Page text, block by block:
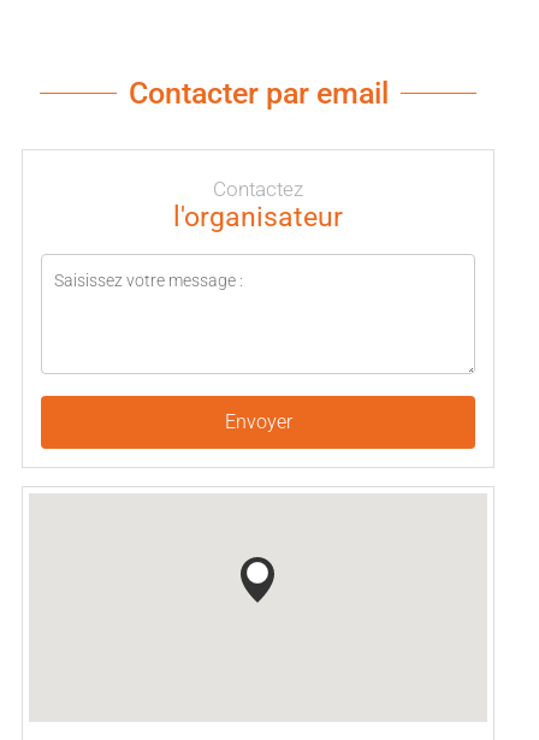
Contacter par email
Contactez
l'organisateur
Envoyer